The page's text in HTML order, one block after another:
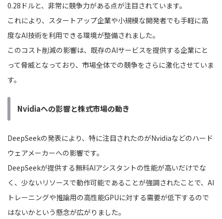
0.28ドルと、非常に競争力がある点が注目されています。
これにより、スタートアップ企業や小規模な開発者でも手軽に高
度なAI技術を利用できる環境が整備されました。
このコスト削減の影響は、既存のAIサービスを提供する企業にと
って脅威となっており、市場全体での競争をさらに激化させていま
す。
Nvidiaへの影響と株式市場の動き
DeepSeekの発表により、特に注目されたのがNvidiaなどのハード
ウェアメーカーへの影響です。
DeepSeekが提供する無料AIアシスタントの性能が高いだけでな
く、少ないリソースで動作可能であることが強調されたことで、AI
トレーニングや推論用の高性能GPUに対する需要が低下するので
はないかという懸念が広がりました。